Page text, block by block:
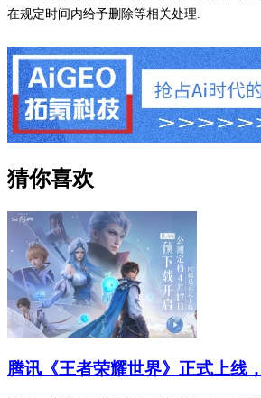
在规定时间内给予删除等相关处理.
猜你喜欢
腾讯《王者荣耀世界》正式上线